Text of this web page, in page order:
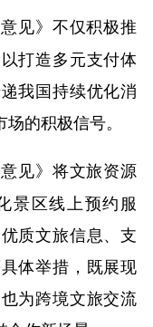
意见》不仅积极推
打造多元支付体
我国持续优化消
的积极信号。
意见》将文旅资源
景区线上预约服
质文旅信息、支
体举措，既展现
为跨境文旅交流